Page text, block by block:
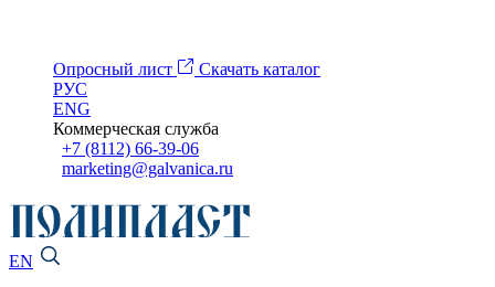
Опросный лист
Скачать каталог
РУС
ENG
Коммерческая служба
+7 (8112) 66-39-06
marketing@galvanica.ru
EN